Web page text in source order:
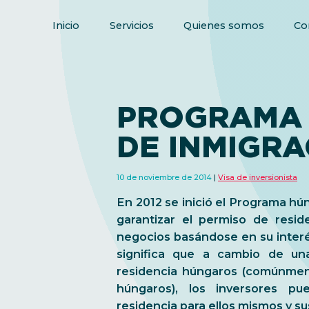
Inicio Servicios Quienes somos
DE
10 de noviembre de 2014 Visa de inversionista
En 2012 se inició el Programa
garantizar el permiso de
negocios basándose en su
significa que a cambio de
residencia húngaros
húngaros), los inversores
residencia para ellos mismos y